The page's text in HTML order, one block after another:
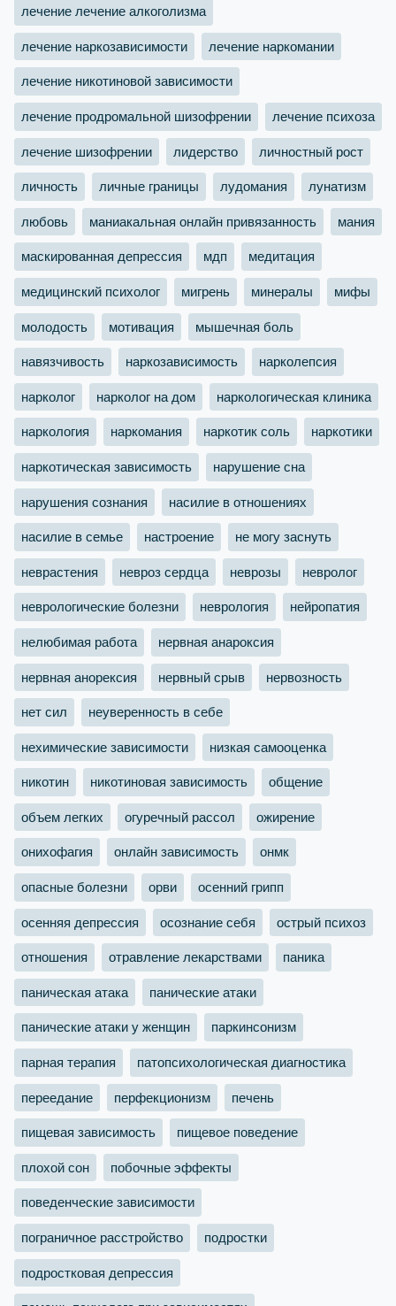
лечение лечение алкоголизма
лечение наркозависимости лечение наркомании
лечение никотиновой зависимости
лечение продромальной шизофрении лечение психоза
лечение шизофрении лидерство личностный рост
личность личные границы лудомания лунатизм
любовь маниакальная онлайн привязанность мания
маскированная депрессия мдп медитация
медицинский психолог мигрень минералы мифы
молодость мотивация мышечная боль
навязчивость наркозависимость нарколепсия
нарколог нарколог на дом наркологическая клиника
наркология наркомания наркотик соль наркотики
наркотическая зависимость нарушение сна
нарушения сознания насилие в отношениях
насилие в семье настроение не могу заснуть
неврастения невроз сердца неврозы невролог
неврологические болезни неврология нейропатия
нелюбимая работа нервная анароксия
нервная анорексия нервный срыв нервозность
нет сил неуверенность в себе
нехимические зависимости низкая самооценка
никотин никотиновая зависимость общение
объем легких огуречный рассол ожирение
онихофагия онлайн зависимость онмк
опасные болезни орви осенний грипп
осенняя депрессия осознание себя острый психоз
отношения отравление лекарствами паника
паническая атака панические атаки
панические атаки у женщин паркинсонизм
парная терапия патопсихологическая диагностика
переедание перфекционизм печень
пищевая зависимость пищевое поведение
плохой сон побочные эффекты
поведенческие зависимости
пограничное расстройство подростки
подростковая депрессия